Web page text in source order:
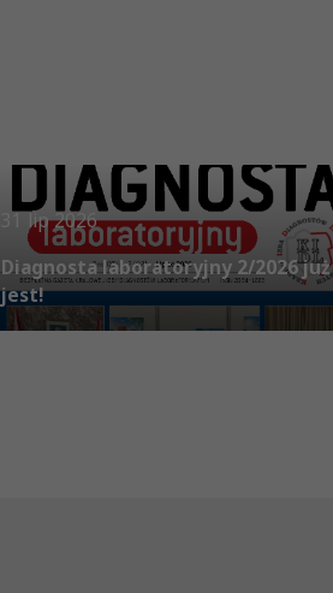
31 lip 2026
Diagnosta laboratoryjny 2/2026 już
jest!